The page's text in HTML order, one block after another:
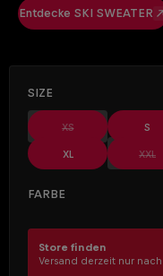
Entdecke SKI SWEATER
Size
XS(Diese Option istS
XL XXL
Farbe
Store finden
Versand derzeit nur